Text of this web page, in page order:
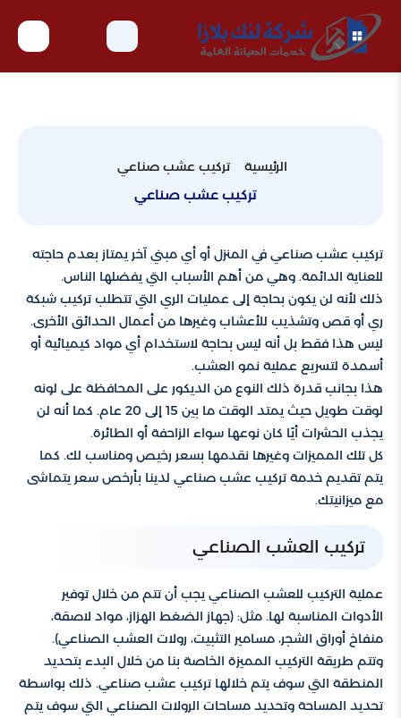
الرئيسية تركيب عشب صناعي
تركيب عشب صناعي
تركيب عشب صناعي في المنزل أو أي مبني آخر يمتاز بعدم حاجته
للعناية الدائمة. وهي من أهم الأسباب التي يفضلها الناس.
ذلك لأنه لن يكون بحاجة إلى عمليات الري التي تتطلب تركيب شبكة
ري أو قص وتشذيب للأعشاب وغيرها من أعمال الحدائق الأخرى.
ليس هذا فقط بل أنه ليس بحاجة لاستخدام أي مواد كيميائية أو
أسمدة لتسريع عملية نمو العشب.
هذا بجانب قدرة ذلك النوع من الديكور على المحافظة على لونه
لوقت طويل حيث يمتد الوقت ما بين 15 إلى 20 عام. كما أنه لن
يجذب الحشرات أيًا كان نوعها سواء الزاحفة أو الطائرة.
كل تلك المميزات وغيرها نقدمها بسعر رخيص ومناسب لك. كما
يتم تقديم خدمة تركيب عشب صناعي لدينا بأرخص سعر يتماشى
مع ميزانيتك.
تركيب العشب الصناعي
عملية التركيب للعشب الصناعي يجب أن تتم من خلال توفير
الأدوات المناسبة لها. مثل: (جهاز الضغط الهزاز، مواد لاصقة،
منفاخ أوراق الشجر، مسامير التثبيت، رولات العشب الصناعي).
وتتم طريقة التركيب المميزة الخاصة بنا من خلال البدء بتحديد
المنطقة التي سوف يتم خلالها تركيب عشب صناعي. ذلك بواسطة
تحديد المساحة وتحديد مساحات الرولات الصناعي التي سوف يتم